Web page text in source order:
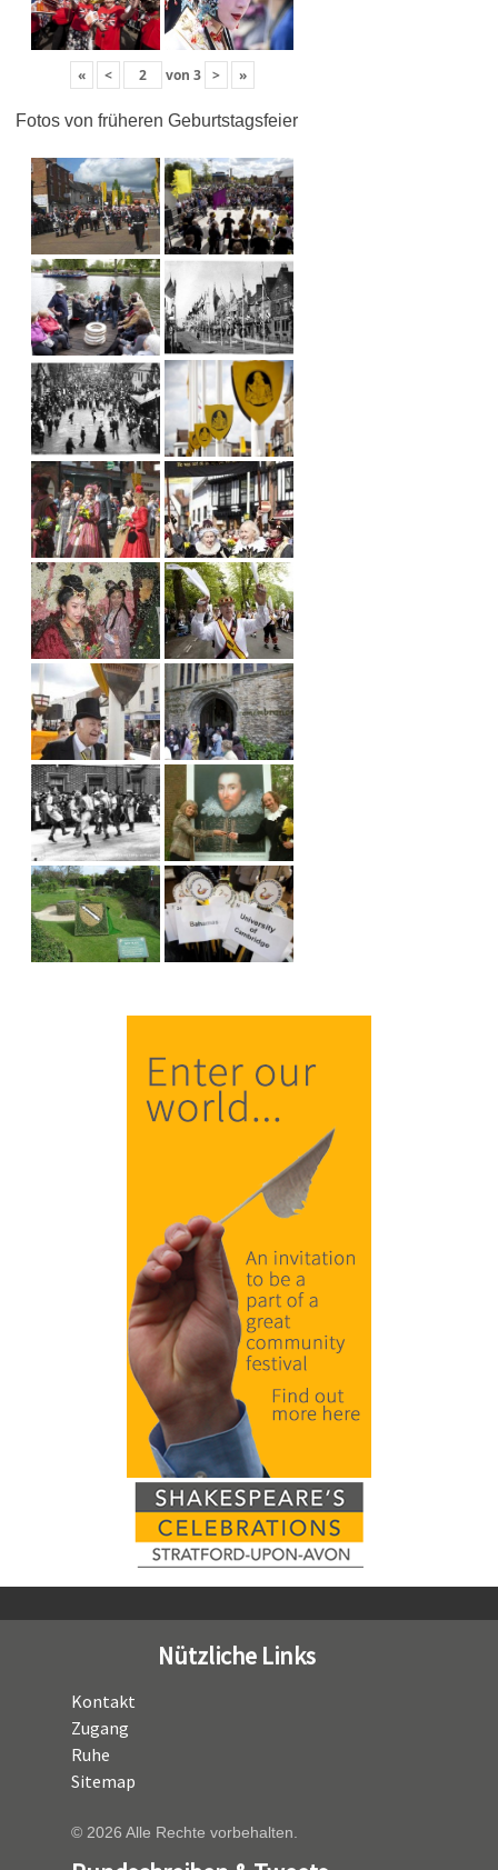
« < von 3 > »
Fotos von früheren Geburtstagsfeier
Nützliche Links
Kontakt
Zugang
Ruhe
Sitemap
© 2026 Alle Rechte vorbehalten.